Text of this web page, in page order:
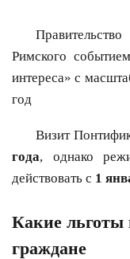
Римского
интереса» с
год
Визит
года, однако
действовать с 1
Какие льготы
граждане